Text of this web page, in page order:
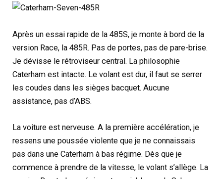
Après un essai rapide de la 485S, je monte à bord de la
version Race, la 485R. Pas de portes, pas de pare-brise.
Je dévisse le rétroviseur central. La philosophie
Caterham est intacte. Le volant est dur, il faut se serrer
les coudes dans les sièges bacquet. Aucune
assistance, pas d’ABS.
La voiture est nerveuse. A la première accélération, je
ressens une poussée violente que je ne connaissais
pas dans une Caterham à bas régime. Dès que je
commence à prendre de la vitesse, le volant s’allège. La